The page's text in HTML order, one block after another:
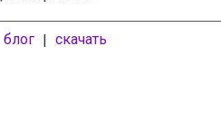
блог | скачать